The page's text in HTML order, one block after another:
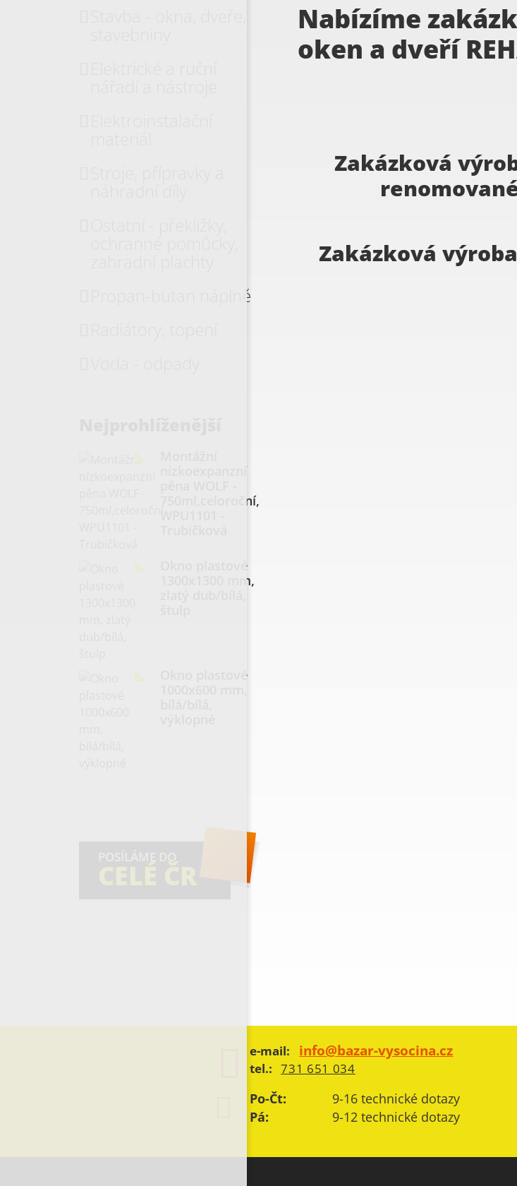
Nabízíme
oken a dveří
Zakázková
Zakázková
Propan-butan náplně
nízkoexpanzní
750ml,celoroční,
Okno plastové
1300x1300 mm,
Okno plastové
e-mail: info@bazar-vysocina.cz
tel.: 731 651 034
Po-Čt:
9-16 technické dotazy
Pá:
9-12 technické dotazy